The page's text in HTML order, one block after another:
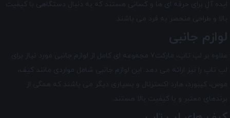
ایده آل برای حرفه ای ها و کسانی هستند که به دنبال دستگاهی با کیفیت
بالا و طراحی منحصر به فرد می باشند.
لوازم جانبی
علاوه بر لپ تاپ، مارکت7 مجموعه ای کامل از لوازم جانبی مورد نیاز برای
لپ تاپ را نیز ارائه می دهد. این لوازم جانبی شامل مواردی مانند کیف،
موس، کیبورد، هارد اکسترنال و بسیاری دیگر می باشند که همگی از
برندهای معتبر و با کیفیت بالا هستند.